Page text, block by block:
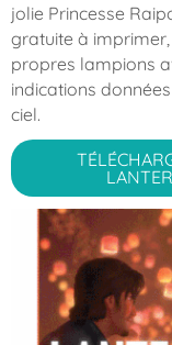
jolie Princesse
gratuite à
propres lampions
indications
ciel.